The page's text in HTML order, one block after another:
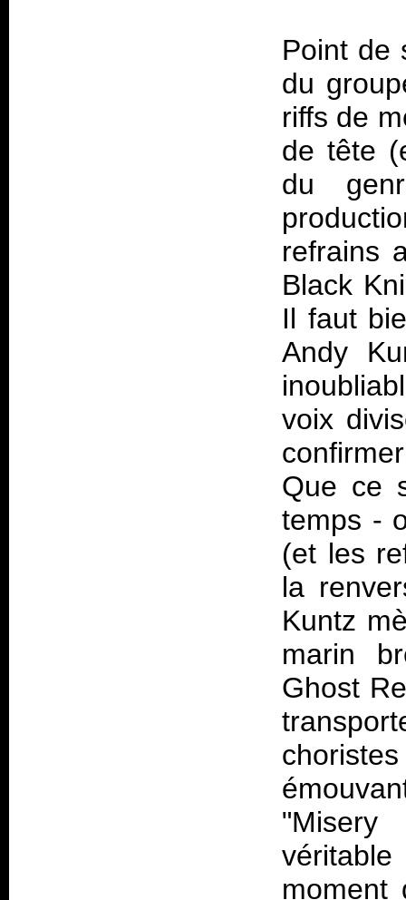
Point de
du
riffs de
de tête
du
refrains
Black
Il faut
Andy
voix
Que ce
temps -
(et les
la
Kuntz
marin
Ghost
moment